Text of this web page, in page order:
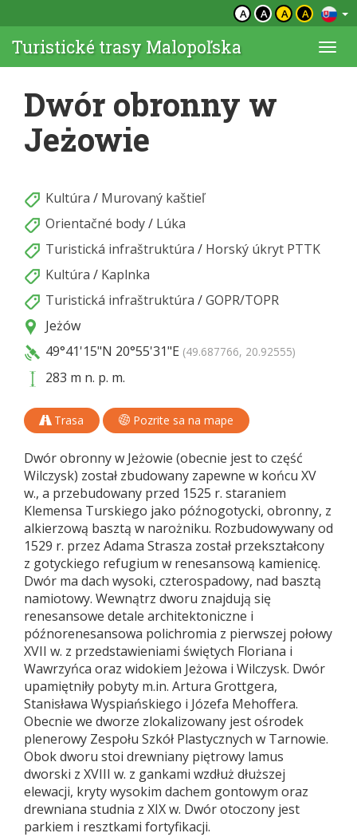
A A A A
Turistické trasy Malopoľska
Dwór obronny w
Jeżowie
Kultúra / Murovaný kaštieľ
Orientačné body/ Lúka
Turistická infraštruktúra / Horský úkryt PTTK
Kultúra / Kaplnka
Turistická infraštruktúra /GOPR/TOPR
Jeżów
49°41'15"N 20°55'31"E (49.687766, 20.92555)
283 m n. p. m.
Trasa Pozrite sa na mape
Dwór obronny w Jeżowie (obecnie jest to część
Wilczysk) został zbudowany zapewne w końcu XV
w., a przebudowany przed 1525 r. staraniem
Klemensa Turskiego jako późnogotycki, obronny, z
alkierzową basztą w narożniku. Rozbudowywany od
1529 r. przez Adama Strasza został przekształcony
z gotyckiego refugium w renesansową kamienicę.
Dwór ma dach wysoki, czterospadowy, nad basztą
namiotowy. Wewnątrz dworu znajdują się
renesansowe detale architektoniczne i
późnorenesansowa polichromia z pierwszej połowy
XVII w. z przedstawieniami świętych Floriana i
Wawrzyńca oraz widokiem Jeżowa i Wilczysk. Dwór
upamiętniły pobyty m.in. Artura Grottgera,
Stanisława Wyspiańskiego i Józefa Mehoffera.
Obecnie we dworze zlokalizowany jest ośrodek
plenerowy Zespołu Szkół Plastycznych w Tarnowie.
Obok dworu stoi drewniany piętrowy lamus
dworski z XVIII w. z gankami wzdłuż dłuższej
elewacji, kryty wysokim dachem gontowym oraz
drewniana studnia z XIX w. Dwór otoczony jest
parkiem i resztkami fortyfikacji.